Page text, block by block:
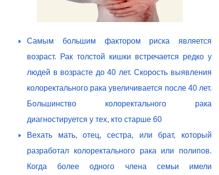
Самым большим фактором риска является
возраст. Рак толстой кишки встречается редко у
людей в возрасте до 40 лет. Скорость выявления
колоректального рака увеличивается после 40 лет.
Большинство колоректального рака
диагностируется у тех, кто старше 60
Вехать мать, отец, сестра, или брат, который
разработал колоректального рака или полипов.
Когда более одного члена семьи имели